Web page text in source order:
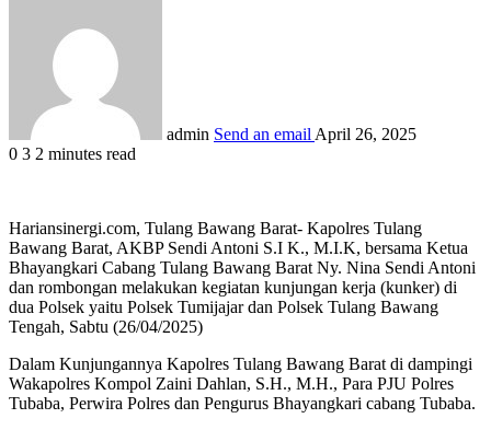
admin Send an email April 26, 2025
0 3 2 minutes read
Hariansinergi.com, Tulang Bawang Barat- Kapolres Tulang
Bawang Barat, AKBP Sendi Antoni S.I K., M.I.K, bersama Ketua
Bhayangkari Cabang Tulang Bawang Barat Ny. Nina Sendi Antoni
dan rombongan melakukan kegiatan kunjungan kerja (kunker) di
dua Polsek yaitu Polsek Tumijajar dan Polsek Tulang Bawang
Tengah, Sabtu (26/04/2025)
Dalam Kunjungannya Kapolres Tulang Bawang Barat di dampingi
Wakapolres Kompol Zaini Dahlan, S.H., M.H., Para PJU Polres
Tubaba, Perwira Polres dan Pengurus Bhayangkari cabang Tubaba.